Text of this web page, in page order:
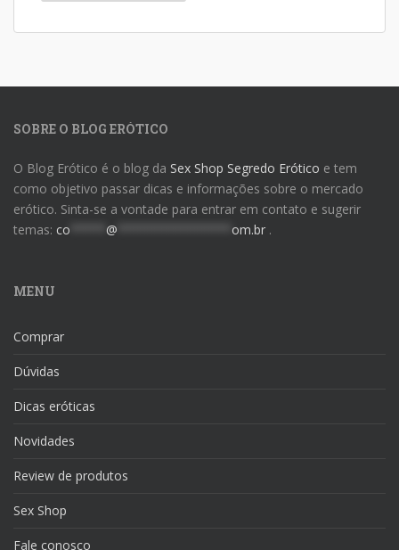
SOBRE O BLOG ERÓTICO
O Blog Erótico é o blog da Sex Shop Segredo Erótico e tem
como objetivo passar dicas e informações sobre o mercado
erótico. Sinta-se a vontade para entrar em contato e sugerir
temas: co @ om.br .
MENU
Comprar
Dúvidas
Dicas eróticas
Novidades
Review de produtos
Sex Shop
Fale conosco